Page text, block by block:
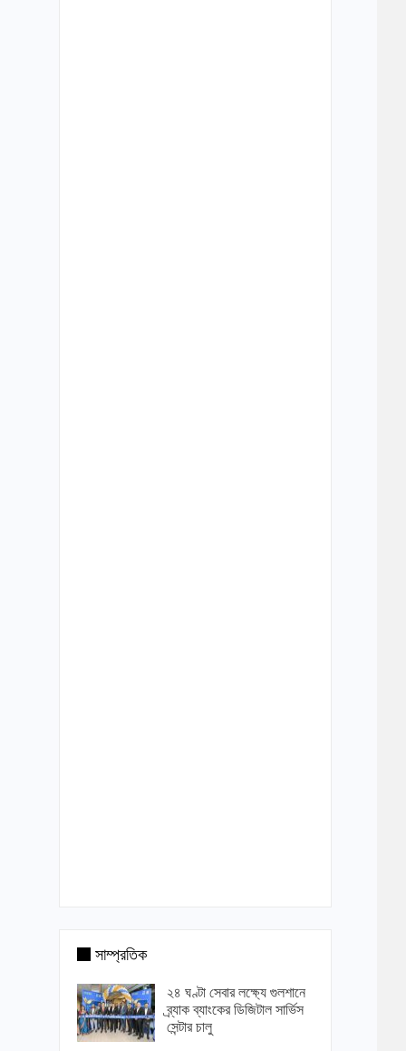
সাম্প্রতিক
২৪ ঘণ্টা সেবার লক্ষ্যে গুলশানে
ব্র্যাক ব্যাংকের ডিজিটাল সার্ভিস
সেন্টার চালু